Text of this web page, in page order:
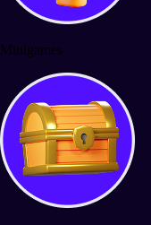
Minigames